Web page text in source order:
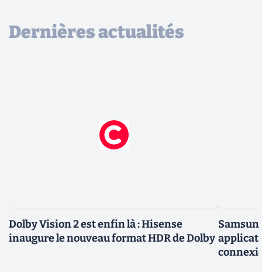
Dernières actualités
Dolby Vision 2 est enfin là : Hisense
inaugure le nouveau format HDR de Dolby